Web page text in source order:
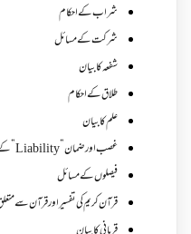
شراب کے احکام
شرکت کے مسائل
شفعہ کا بیان
طلاق کے احکام
علم کا بیان
غصب اورضمان”Liability” کے مسائل
فیصلوں کے مسائل
قرآن کریم کی تفسیر اور قرآن سے